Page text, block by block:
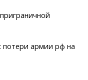
потери армии рф на